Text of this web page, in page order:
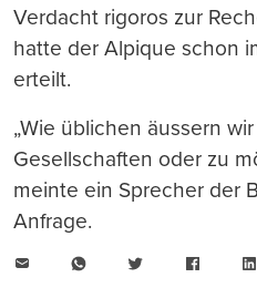
Verdacht rigoros zur
hatte der Alpique schon
erteilt.
„Wie üblichen äussern
Gesellschaften oder zu
meinte ein Sprecher der
Anfrage.
WhatsAppTwitter